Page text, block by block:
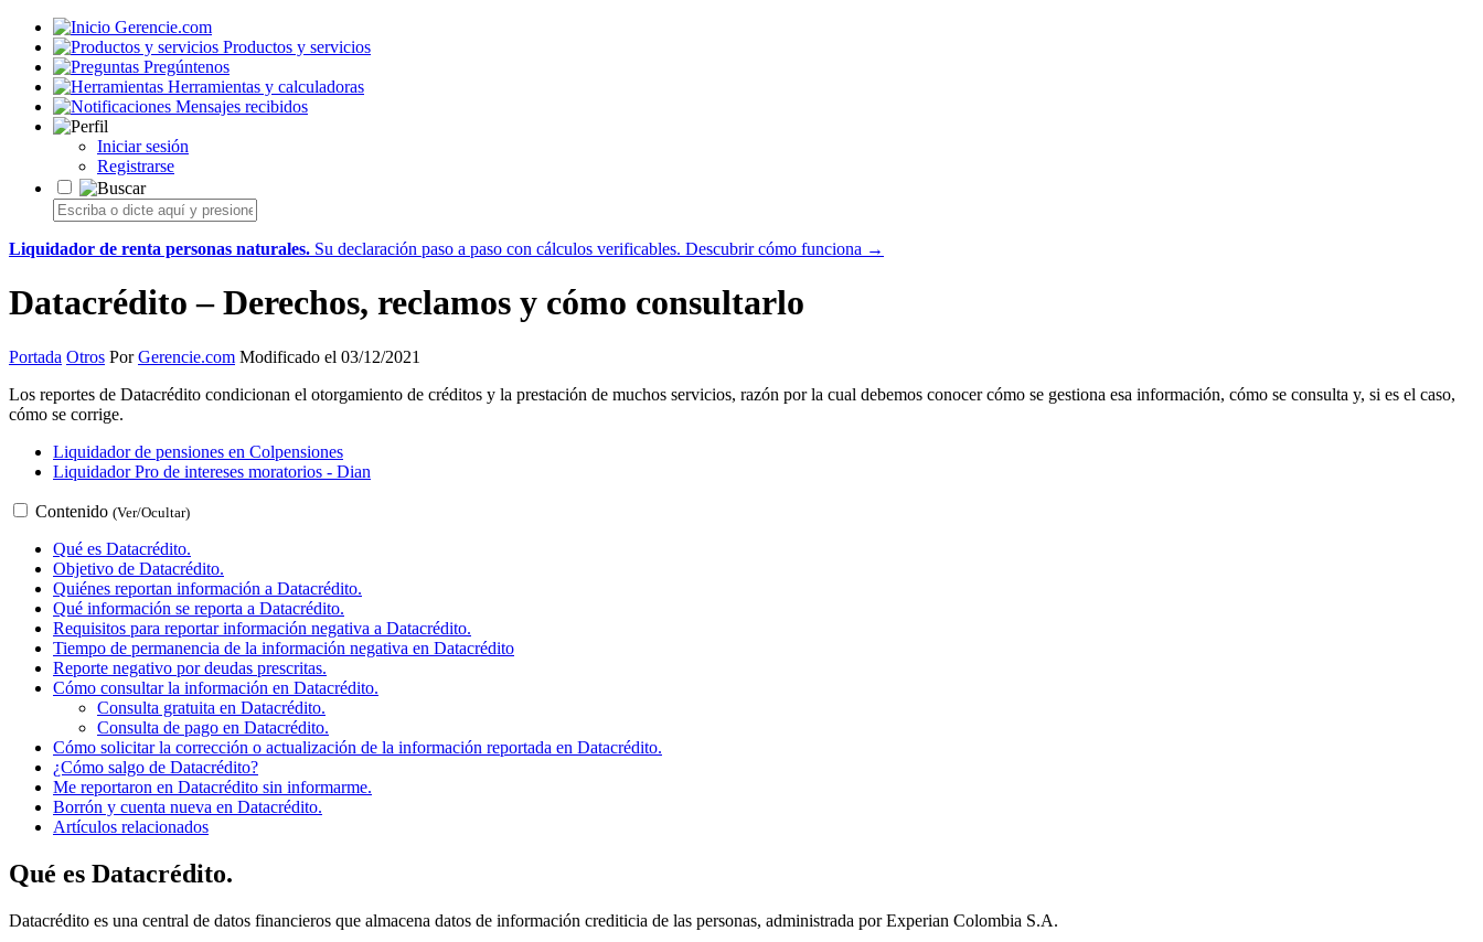
Gerencie.com
Productos y servicios
Pregúntenos
Herramientas y calculadoras
Mensajes recibidos
Iniciar sesión
Registrarse
Liquidador de renta personas naturales. Su declaración paso a paso con cálculos verificables. Descubrir cómo funciona →
Datacrédito – Derechos, reclamos y cómo consultarlo
Portada Otros PorGerencie.com Modificado el 03/12/2021
Los reportes de Datacrédito condicionan el otorgamiento de créditos y la prestación de muchos servicios, razón por la cual debemos conocer cómo se gestiona esa información, cómo se consulta y, si es el caso,
cómo se corrige.
Liquidador de pensiones en Colpensiones
Liquidador Pro de intereses moratorios - Dian
Contenido (Ver/Ocultar)
Qué es Datacrédito.
Objetivo de Datacrédito.
Quiénes reportan información a Datacrédito.
Qué información se reporta a Datacrédito.
Requisitos para reportar información negativa a Datacrédito.
Tiempo de permanencia de la información negativa en Datacrédito
Reporte negativo por deudas prescritas.
Cómo consultar la información en Datacrédito.
Consulta gratuita en Datacrédito.
Consulta de pago en Datacrédito.
Cómo solicitar la corrección o actualización de la información reportada en Datacrédito.
¿Cómo salgo de Datacrédito?
Me reportaron en Datacrédito sin informarme.
Borrón y cuenta nueva en Datacrédito.
Artículos relacionados
Qué es Datacrédito.
Datacrédito es una central de datos financieros que almacena datos de información crediticia de las personas, administrada por Experian Colombia S.A.